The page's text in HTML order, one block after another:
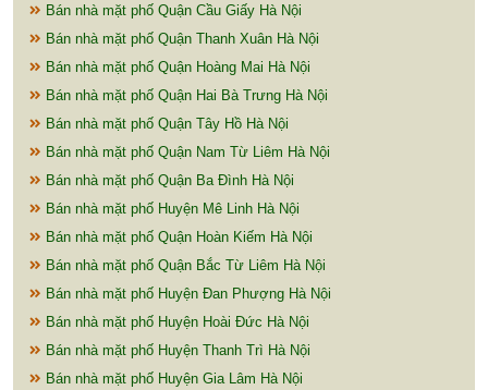
Bán nhà mặt phố Quận Cầu Giấy Hà Nội
Bán nhà mặt phố Quận Thanh Xuân Hà Nội
Bán nhà mặt phố Quận Hoàng Mai Hà Nội
Bán nhà mặt phố Quận Hai Bà Trưng Hà Nội
Bán nhà mặt phố Quận Tây Hồ Hà Nội
Bán nhà mặt phố Quận Nam Từ Liêm Hà Nội
Bán nhà mặt phố Quận Ba Đình Hà Nội
Bán nhà mặt phố Huyện Mê Linh Hà Nội
Bán nhà mặt phố Quận Hoàn Kiếm Hà Nội
Bán nhà mặt phố Quận Bắc Từ Liêm Hà Nội
Bán nhà mặt phố Huyện Đan Phượng Hà Nội
Bán nhà mặt phố Huyện Hoài Đức Hà Nội
Bán nhà mặt phố Huyện Thanh Trì Hà Nội
Bán nhà mặt phố Huyện Gia Lâm Hà Nội